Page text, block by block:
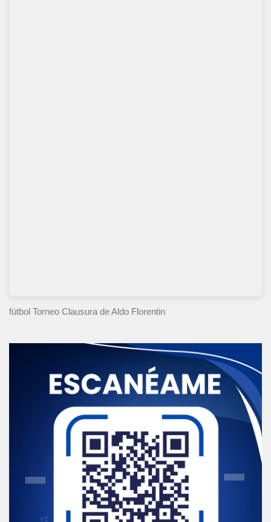
fútbol Torneo Clausura de Aldo Florentin